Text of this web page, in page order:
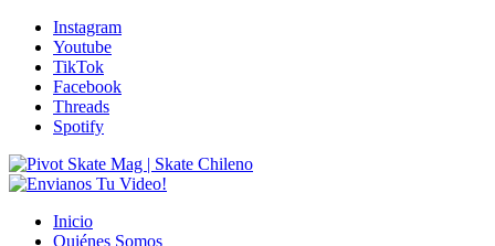
Instagram
Youtube
TikTok
Facebook
Threads
Spotify
Inicio
Quiénes Somos